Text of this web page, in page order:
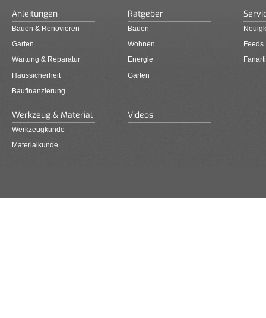
Anleitungen
Bauen & Renovieren
Garten
Wartung & Reparatur
Haussicherheit
Baufinanzierung
Ratgeber
Bauen
Wohnen
Energie
Garten
Feeds
Werkzeug & Material
Werkzeugkunde
Materialkunde
Videos